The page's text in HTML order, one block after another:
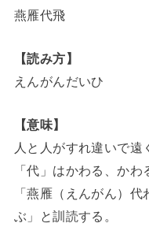
燕雁代飛
【読み方】
えんがんだいひ
【意味】
人と人がすれ違いで遠
「代」はかわる、かわ
「燕雁（えんがん）
ぶ」と訓読する。